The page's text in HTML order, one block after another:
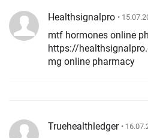
Healthsignalpro •
mtf hormones online
https://
mg online pharmacy
Truehealthledger •